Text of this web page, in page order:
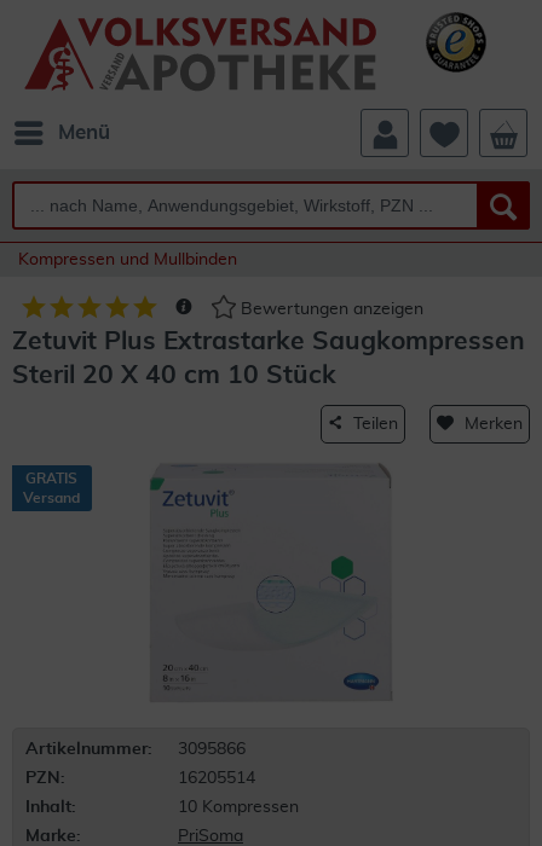
Menü
Kompressen und Mullbinden
Bewertungen anzeigen
Zetuvit Plus Extrastarke Saugkompressen
Steril 20 X 40 cm 10 Stück
Teilen Merken
GRATIS
Versand
Artikelnummer:
3095866
PZN:
16205514
Inhalt:
10 Kompressen
Marke:
PriSoma